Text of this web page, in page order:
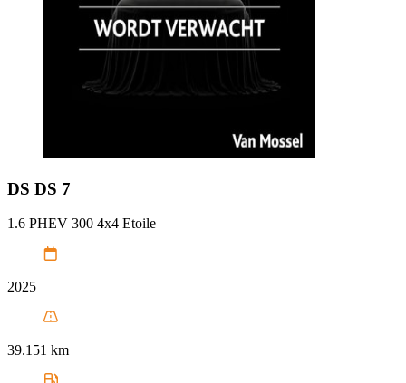
DS DS 7
1.6 PHEV 300 4x4 Etoile
2025
39.151 km